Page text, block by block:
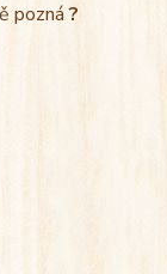
pozná?